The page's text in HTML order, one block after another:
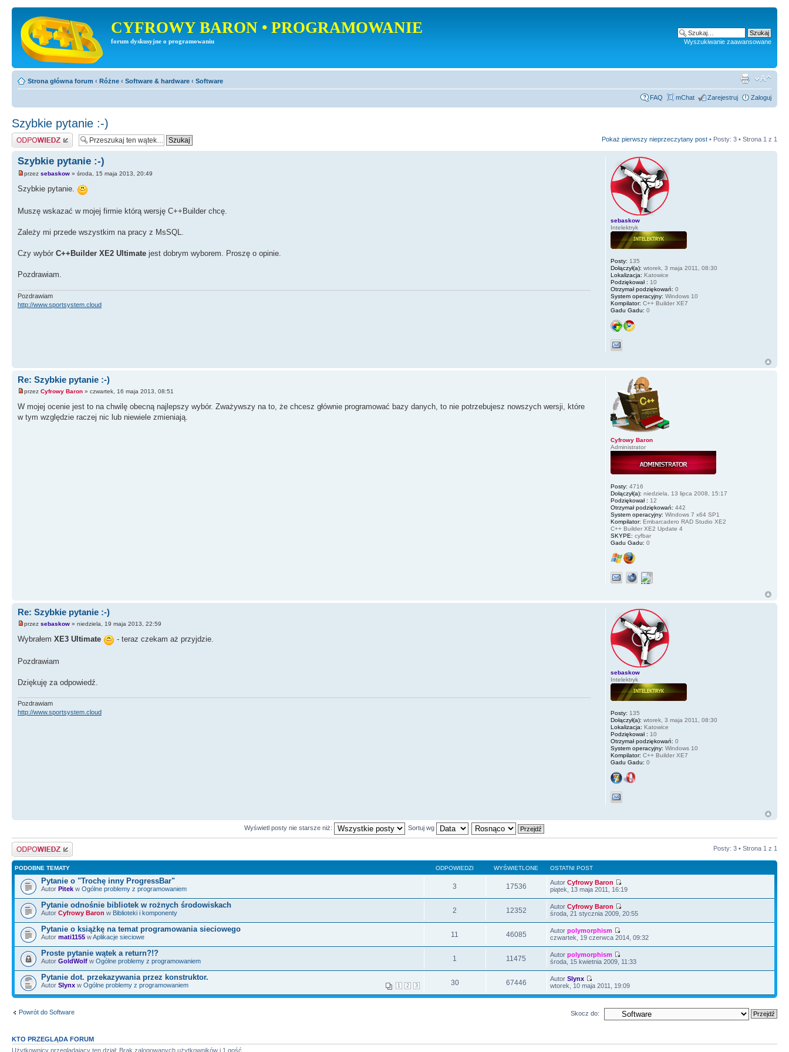
CYFROWY BARON • PROGRAMOWANIE
forum dyskusyjne o programowaniu Wyszukiwanie zaawansowane
Strona główna forum ‹ Różne ‹ Software & hardware ‹ Software
FAQ mChat Zarejestruj Zaloguj
Szybkie pytanie :-)
Odpowiedz Pokaż pierwszy nieprzeczytany post • Posty: 3 • Strona 1 z 1
Szybkie pytanie :-)
przez sebaskow » środa, 15 maja 2013, 20:49
Szybkie pytanie.
Muszę wskazać w mojej firmie którą wersję C++Builder chcę.
Zależy mi przede wszystkim na pracy z MsSQL.
Czy wybór C++Builder XE2 Ultimate jest dobrym wyborem. Proszę o opinie.
Pozdrawiam.
Pozdrawiam
http://www.sportsystem.cloud
sebaskow
Intelektryk
Posty: 135
Dołączył(a): wtorek, 3 maja 2011, 08:30
Lokalizacja: Katowice
Podziękował : 10
Otrzymał podziękowań: 0
System operacyjny: Windows 10
Kompilator: C++ Builder XE7
Gadu Gadu: 0
Re: Szybkie pytanie :-)
przez Cyfrowy Baron » czwartek, 16 maja 2013, 08:51
W mojej ocenie jest to na chwilę obecną najlepszy wybór. Zważywszy na to, że chcesz głównie programować bazy danych, to nie potrzebujesz nowszych wersji, które
w tym względzie raczej nic lub niewiele zmieniają.
Cyfrowy Baron
Administrator
Posty: 4716
Dołączył(a): niedziela, 13 lipca 2008, 15:17
Podziękował : 12
Otrzymał podziękowań: 442
System operacyjny: Windows 7 x64 SP1
Kompilator: Embarcadero RAD Studio XE2
C++ Builder XE2 Update 4
SKYPE: cyfbar
Gadu Gadu: 0
Re: Szybkie pytanie :-)
przez sebaskow » niedziela, 19 maja 2013, 22:59
Wybrałem XE3 Ultimate - teraz czekam aż przyjdzie.
Pozdrawiam
Dziękuję za odpowiedź.
Pozdrawiam
http://www.sportsystem.cloud
sebaskow
Intelektryk
Posty: 135
Dołączył(a): wtorek, 3 maja 2011, 08:30
Lokalizacja: Katowice
Podziękował : 10
Otrzymał podziękowań: 0
System operacyjny: Windows 10
Kompilator: C++ Builder XE7
Gadu Gadu: 0
Wyświetl posty nie starsze niż: Sortuj wg
Odpowiedz Posty: 3 • Strona 1 z 1
PODOBNE TEMATY ODPOWIEDZI WYŚWIETLONE OSTATNI POST
Pytanie o "Trochę inny ProgressBar"
Autor Pitek w Ogólne problemy z programowaniem 3 17536 AutorCyfrowy Baron
piątek, 13 maja 2011, 16:19
Pytanie odnośnie bibliotek w rożnych środowiskach
Autor Cyfrowy Baron w Biblioteki i komponenty 2 12352 AutorCyfrowy Baron
środa, 21 stycznia 2009, 20:55
Pytanie o książkę na temat programowania sieciowego
Autor mati1155 wAplikacje sieciowe 11 46085 Autorpolymorphism
czwartek, 19 czerwca 2014, 09:32
Proste pytanie wątek a return?!?
Autor GoldWolf w Ogólne problemy z programowaniem 1 11475 Autorpolymorphism
środa, 15 kwietnia 2009, 11:33
Pytanie dot. przekazywania przez konstruktor.
1 2 3
Autor Slynx w Ogólne problemy z programowaniem 30 67446 AutorSlynx
wtorek, 10 maja 2011, 19:09
Powrót do Software Skocz do:
KTO PRZEGLĄDA FORUM
Użytkownicy przeglądający ten dział: Brak zalogowanych użytkowników i 1 gość